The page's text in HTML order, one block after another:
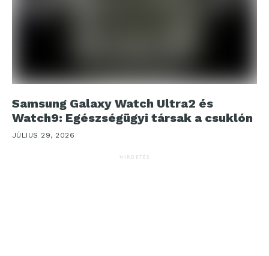
Samsung Galaxy Watch Ultra2 és
Watch9: Egészségügyi társak a csuklón
JÚLIUS 29, 2026
HIRDETÉS